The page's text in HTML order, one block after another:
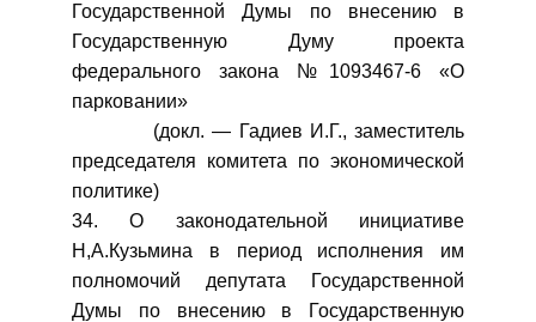
Государственной Думы по внесению в
Государственную Думу проекта
федерального закона №1093467-6 «О
парковании»
(докл. — Гадиев И.Г., заместитель
председателя комитета по экономической
политике)
34. О законодательной инициативе
Н,А.Кузьмина в период исполнения им
полномочий депутата Государственной
Думы по внесению в Государственную